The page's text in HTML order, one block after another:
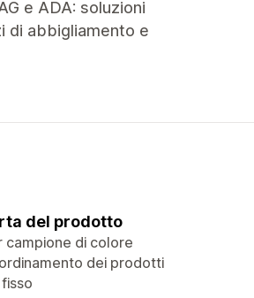
e ADA: soluzioni
di abbigliamento e
del prodotto
campione di colore
dei prodotti